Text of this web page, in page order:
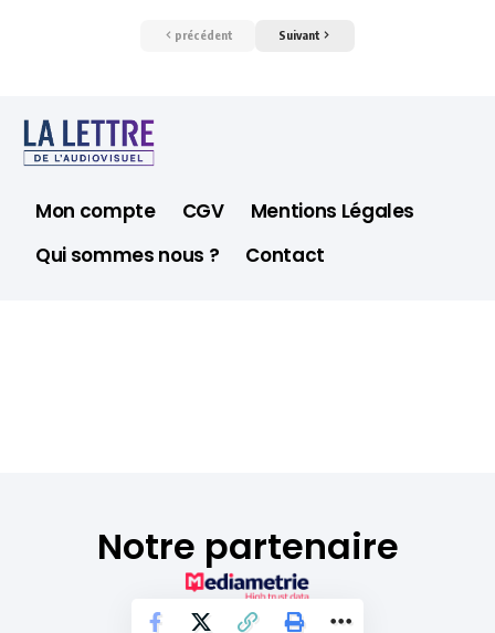
précédent Suivant
Mon compte CGV
Mentions Légales
Qui sommes nous ?
Contact
Notre partenaire